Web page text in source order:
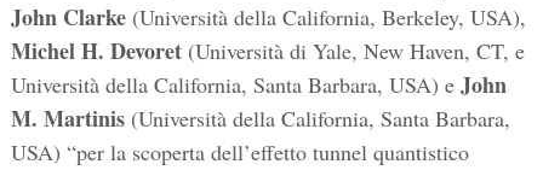
John Clarke(Università della California, Berkeley, USA),
Michel H. Devoret(Università di Yale, New Haven, CT, e
Università della California, Santa Barbara, USA) eJohn
M. Martinis(Università della California, Santa Barbara,
USA) “per la scoperta dell’effetto tunnel quantistico